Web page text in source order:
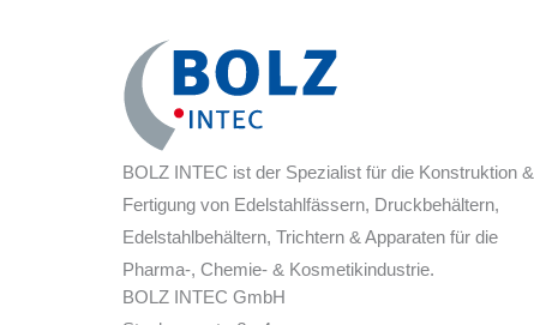
BOLZ INTEC ist der Spezialist für die Konstruktion &
Fertigung von Edelstahlfässern, Druckbehältern,
Edelstahlbehältern, Trichtern & Apparaten für die
Pharma-, Chemie- & Kosmetikindustrie.
BOLZ INTEC GmbH